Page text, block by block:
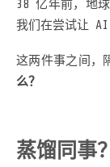
38 亿年前，地
我们在尝试让 AI
这两件事之间，
么？
蒸馏同事